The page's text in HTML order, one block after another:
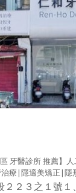
牙醫診所 推薦】
療|隱適美矯正|
２２３之１號１